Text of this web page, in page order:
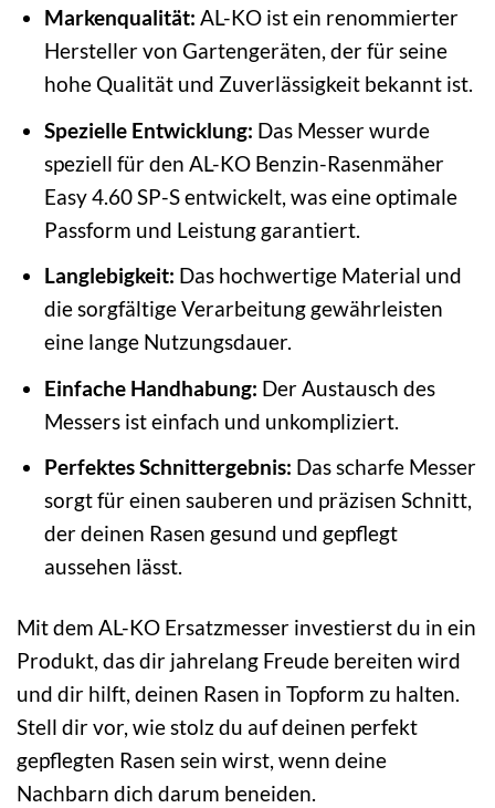
Markenqualität: AL-KO ist ein renommierter
Hersteller von Gartengeräten, der für seine
hohe Qualität und Zuverlässigkeit bekannt ist.
Spezielle Entwicklung: Das Messer wurde
speziell für den AL-KO Benzin-Rasenmäher
Easy 4.60 SP-S entwickelt, was eine optimale
Passform und Leistung garantiert.
Langlebigkeit: Das hochwertige Material und
die sorgfältige Verarbeitung gewährleisten
eine lange Nutzungsdauer.
Einfache Handhabung: Der Austausch des
Messers ist einfach und unkompliziert.
Perfektes Schnittergebnis: Das scharfe Messer
sorgt für einen sauberen und präzisen Schnitt,
der deinen Rasen gesund und gepflegt
aussehen lässt.
Mit dem AL-KO Ersatzmesser investierst du in ein
Produkt, das dir jahrelang Freude bereiten wird
und dir hilft, deinen Rasen in Topform zu halten.
Stell dir vor, wie stolz du auf deinen perfekt
gepflegten Rasen sein wirst, wenn deine
Nachbarn dich darum beneiden.